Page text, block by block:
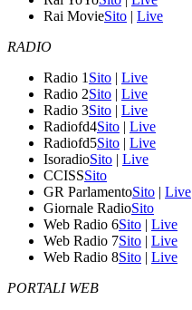
Rai MovieSito | Live
RADIO
Radio 1 Sito | Live
Radio 2Sito | Live
Radio 3Sito | Live
Radiofd4Sito | Live
Radiofd5Sito | Live
IsoradioSito | Live
CCISSSito
GR ParlamentoSito | Live
Giornale RadioSito
Web Radio 6Sito | Live
Web Radio 7Sito | Live
Web Radio 8Sito | Live
PORTALI WEB